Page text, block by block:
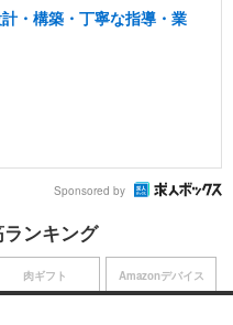
・構築・丁寧な指導・業
Sponsored by
ンキング
肉ギフト Amazonデバイス